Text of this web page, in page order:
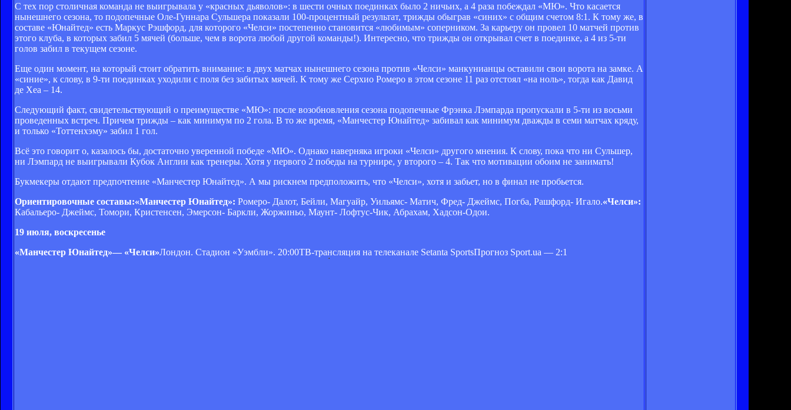
С тех пор столичная команда не выигрывала у «красных дьяволов»: в шести очных поединках было 2 ничьих, а 4 раза побеждал «МЮ». Что касается
нынешнего сезона, то подопечные Оле-Гуннара Сульшера показали 100-процентный результат, трижды обыграв «синих» с общим счетом 8:1. К тому же, в
составе «Юнайтед» есть Маркус Рэшфорд, для которого «Челси» постепенно становится «любимым» соперником. За карьеру он провел 10 матчей против
этого клуба, в которых забил 5 мячей (больше, чем в ворота любой другой команды!). Интересно, что трижды он открывал счет в поединке, а 4 из 5-ти
голов забил в текущем сезоне.
Еще один момент, на который стоит обратить внимание: в двух матчах нынешнего сезона против «Челси» манкунианцы оставили свои ворота на замке. А
«синие», к слову, в 9-ти поединках уходили с поля без забитых мячей. К тому же Серхио Ромеро в этом сезоне 11 раз отстоял «на ноль», тогда как Давид
де Хеа – 14.
Следующий факт, свидетельствующий о преимуществе «МЮ»: после возобновления сезона подопечные Фрэнка Лэмпарда пропускали в 5-ти из восьми
проведенных встреч. Причем трижды – как минимум по 2 гола. В то же время, «Манчестер Юнайтед» забивал как минимум дважды в семи матчах кряду,
и только «Тоттенхэму» забил 1 гол.
Всё это говорит о, казалось бы, достаточно уверенной победе «МЮ». Однако наверняка игроки «Челси» другого мнения. К слову, пока что ни Сульшер,
ни Лэмпард не выигрывали Кубок Англии как тренеры. Хотя у первого 2 победы на турнире, у второго – 4. Так что мотивации обоим не занимать!
Букмекеры отдают предпочтение «Манчестер Юнайтед». А мы рискнем предположить, что «Челси», хотя и забьет, но в финал не пробьется.
Ориентировочные составы:«Манчестер Юнайтед»: Ромеро- Далот, Бейли, Магуайр, Уильямс- Матич, Фред- Джеймс, Погба, Рашфорд- Игало.«Челси»:
Кабальеро- Джеймс, Томори, Кристенсен, Эмерсон- Баркли, Жоржиньо, Маунт- Лофтус-Чик, Абрахам, Хадсон-Одои.
19 июля, воскресенье
«Манчестер Юнайтед»— «Челси»Лондон. Стадион «Уэмбли». 20:00ТВ-трансляция на телеканале Setanta SportsПрогноз Sport.ua — 2:1